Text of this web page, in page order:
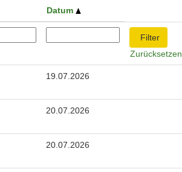
Datum
Zurücksetzen
19.07.2026
20.07.2026
20.07.2026